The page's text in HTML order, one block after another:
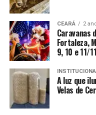
CEARÁ 2
Caravanas
Fortaleza,
9, 10 e 11/11
A luz que
Velas de